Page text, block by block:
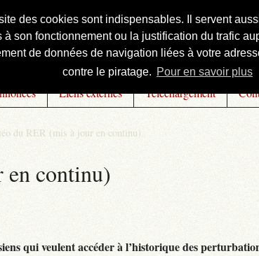
des cookies sont indispensables. Il servent
son fonctionnement ou la justification du trafic
de données de navigation liées à votre
contre le piratage. Pour en savoir plus
Liens externes Téléchargement
du RER (mis à jour en continu)
en continu)
qui veulent accéder à l’historique des